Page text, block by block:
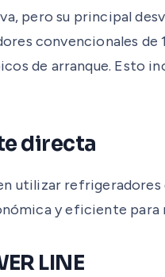
pero su principal
convencionales de
de arranque. Esto
directa
utilizar
y eficiente
LINE